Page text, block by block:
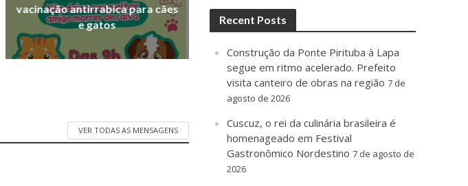
vacinação antirrabica para cães
e gatos
VER TODAS AS MENSAGENS
Recent Posts
Construção da Ponte Pirituba à Lapa
segue em ritmo acelerado. Prefeito
visita canteiro de obras na região 7 de
agosto de 2026
Cuscuz, o rei da culinária brasileira é
homenageado em Festival
Gastronômico Nordestino 7 de agosto de
2026